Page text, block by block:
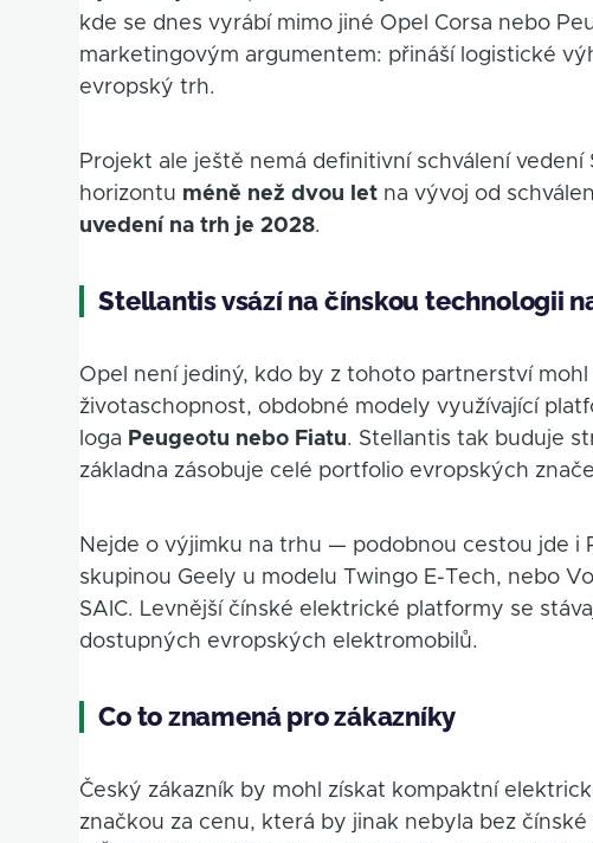
kde se dnes vyrábí mimo jiné Opel Corsa nebo
marketingovým argumentem: přináší logistické
evropský trh.
Projekt ale ještě nemá definitivní schválení
horizontu méně než dvou let na vývoj od
uvedení na trh je 2028.
Stellantis vsází na čínskou technologii
Opel není jediný, kdo by z tohoto partnerství
životaschopnost, obdobné modely využívající
loga Peugeotu nebo Fiatu. Stellantis tak buduje
základna zásobuje celé portfolio evropských
Nejde o výjimku na trhu — podobnou cestou jde i
skupinou Geely u modelu Twingo E-Tech, nebo
SAIC. Levnější čínské elektrické platformy se
dostupných evropských elektromobilů.
Co to znamená pro zákazníky
Český zákazník by mohl získat kompaktní
značkou za cenu, která by jinak nebyla bez